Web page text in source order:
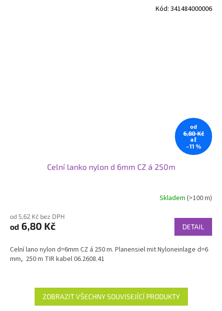
od
6,80 Kč
až
–11 %
Celní lanko nylon d 6mm CZ á 250m
Skladem (>100 m)
od 5,62 Kč bez DPH
od 6,80 Kč DETAIL
Celní lano nylon d=6mm CZ á 250 m. Planensiel mit Nyloneinlage d=6
mm, 250 m TIR kabel 06.2608.41
Kód: 341484000006
ZOBRAZIT VŠECHNY SOUVISEJÍCÍ PRODUKTY